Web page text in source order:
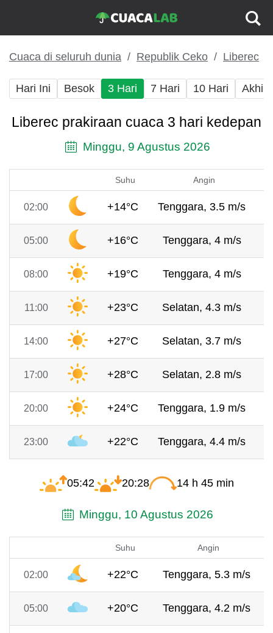
Cuaca di seluruh dunia Republik Ceko Liberec
Hari Ini Besok 3 Hari 7 Hari 10 Hari Akhir
Liberec prakiraan cuaca 3 hari kedepan
Minggu, 9 Agustus 2026
Suhu Angin
02:00 +14°C Tenggara, 3.5 m/s
05:00 +16°C Tenggara, 4 m/s
08:00 +19°C Tenggara, 4 m/s
11:00 +23°C Selatan, 4.3 m/s
14:00 +27°C Selatan, 3.7 m/s
17:00 +28°C Selatan, 2.8 m/s
20:00 +24°C Tenggara, 1.9 m/s
23:00 +22°C Tenggara, 4.4 m/s
05:42 20:28 14 h 45 min
Minggu, 10 Agustus 2026
Suhu Angin
02:00 +22°C Tenggara, 5.3 m/s
05:00 +20°C Tenggara, 4.2 m/s